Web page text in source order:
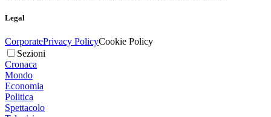
Legal
CorporatePrivacy PolicyCookie Policy
Sezioni
Cronaca
Mondo
Economia
Politica
Spettacolo